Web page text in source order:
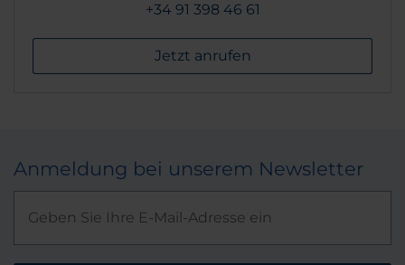
+34 91 398 46 61
Jetzt anrufen
Anmeldung bei unserem Newsletter